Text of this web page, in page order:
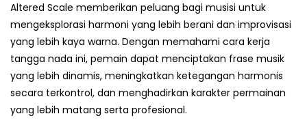
Altered Scale memberikan peluang bagi musisi untuk
mengeksplorasi harmoni yang lebih berani dan improvisasi
yang lebih kaya warna. Dengan memahami cara kerja
tangga nada ini, pemain dapat menciptakan frase musik
yang lebih dinamis, meningkatkan ketegangan harmonis
secara terkontrol, dan menghadirkan karakter permainan
yang lebih matang serta profesional.